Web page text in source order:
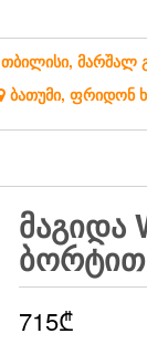
თბილისი, მარშალ
ბათუმი, ფრიდონ
ᲛᲐᲒᲘᲓᲐ
ᲑᲝᲠᲢᲘᲗ
715₾